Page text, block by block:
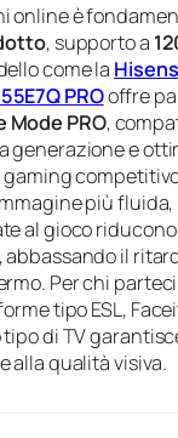
online è
, supporto a
come la
PROoffre
Mode PRO,
generazione e
più
al gioco riducono
il
Per chi
tipo ESL,
di TV
alla qualità visiva.